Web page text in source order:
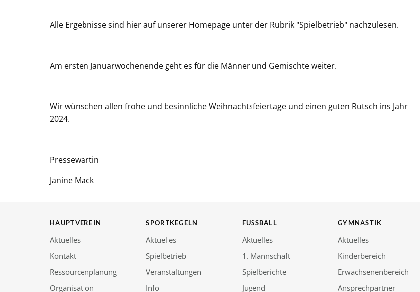
Alle Ergebnisse sind hier auf unserer Homepage unter der Rubrik "Spielbetrieb" nachzulesen.
Am ersten Januarwochenende geht es für die Männer und Gemischte weiter.
Wir wünschen allen frohe und besinnliche Weihnachtsfeiertage und einen guten Rutsch ins Jahr
2024.
Pressewartin
Janine Mack
HAUPTVEREIN
Aktuelles
Kontakt
Ressourcenplanung
Organisation
SPORTKEGELN
Aktuelles
Spielbetrieb
Veranstaltungen
Info
FUSSBALL
Aktuelles
1. Mannschaft
Spielberichte
Jugend
GYMNASTIK
Aktuelles
Kinderbereich
Erwachsenenbereich
Ansprechpartner